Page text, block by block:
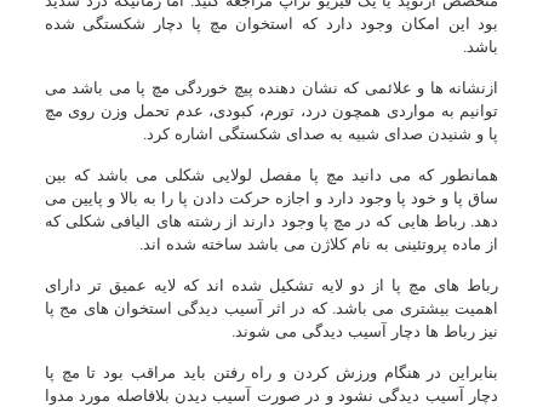
بود این امکان وجود دارد که استخوان مچ پا دچار شکستگی شده
باشد.
ازنشانه ها و علائمی که نشان دهنده پیچ خوردگی مچ پا می باشد می
توانیم به مواردی همچون درد، تورم، کبودی، عدم تحمل وزن روی مچ
پا و شنیدن صدای شبیه به صدای شکستگی اشاره کرد.
همانطور که می دانید مچ پا مفصل لولایی شکلی می باشد که بین
ساق پا و خود پا وجود دارد و اجازه حرکت دادن پا را به بالا و پایین می
دهد. رباط هایی که در مچ پا وجود دارند از رشته های الیافی شکلی که
از ماده پروتئینی به نام کلاژن می باشد ساخته شده اند.
رباط های مچ پا از دو لایه تشکیل شده اند که لایه عمیق تر دارای
اهمیت بیشتری می باشد. که در اثر آسیب دیدگی استخوان های مج پا
نیز رباط ها دچار آسیب دیدگی می شوند.
بنابراین در هنگام ورزش کردن و راه رفتن باید مراقب بود تا مچ پا
دچار آسیب دیدگی نشود و در صورت آسیب دیدن بلافاصله مورد مدوا